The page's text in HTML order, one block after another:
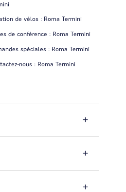
de vélos : Roma Termini
de conférence : Roma Termini
spéciales : Roma Termini
nous : Roma Termini